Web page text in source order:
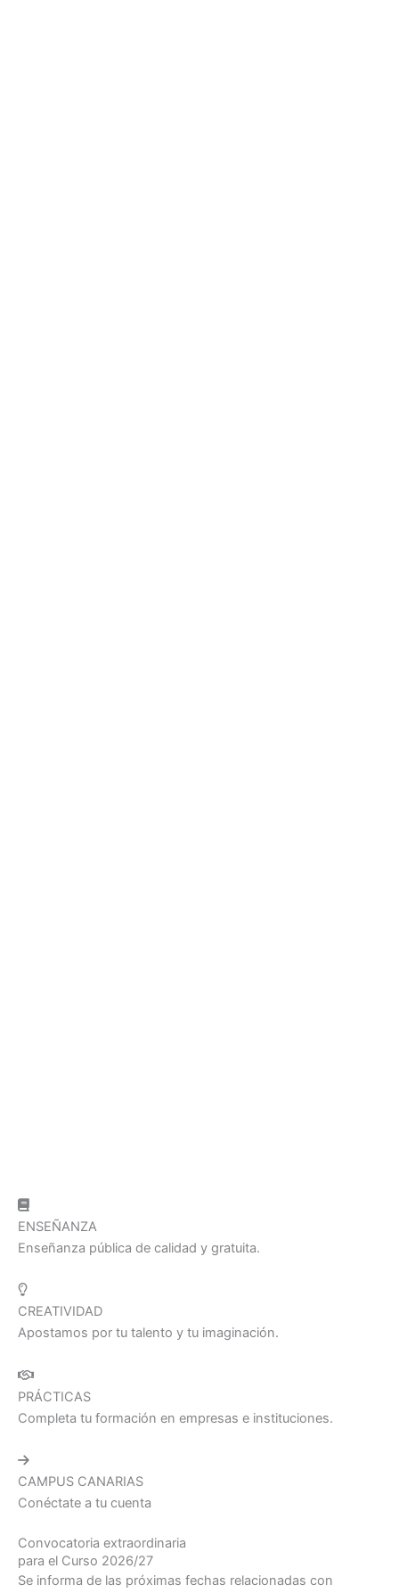
ENSEÑANZA
Enseñanza pública de calidad y gratuita.
CREATIVIDAD
Apostamos por tu talento y tu imaginación.
PRÁCTICAS
Completa tu formación en empresas e instituciones.
CAMPUS CANARIAS
Conéctate a tu cuenta
Convocatoria extraordinaria
para el Curso 2026/27
Se informa de las próximas fechas relacionadas con